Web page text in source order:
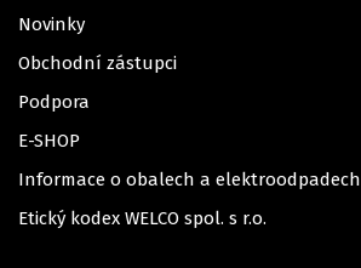
Novinky
Obchodní zástupci
Podpora
E-SHOP
Informace o obalech a elektroodpadech
Etický kodex WELCO spol. s r.o.